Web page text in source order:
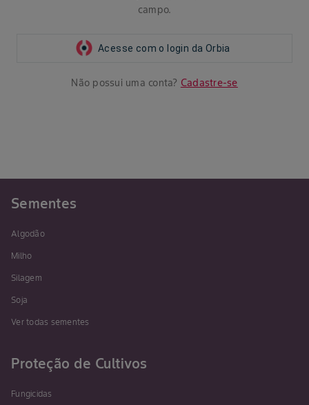
campo.
Acesse com o login da Orbia
Não possui uma conta? Cadastre-se
Sementes
Algodão
Milho
Silagem
Soja
Ver todas sementes
Proteção de Cultivos
Fungicidas